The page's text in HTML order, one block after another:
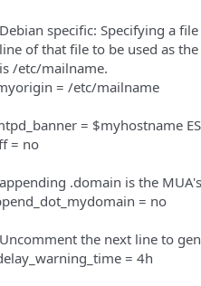
specific: Specifying a
of that file to be used as
/etc/mailname.
= /etc/mailname
= $myhostname
= no
.domain is the
= no
the next line to
= 4h